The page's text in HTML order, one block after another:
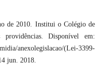
de 2010. Institui o Colégio de
Disponível em:
anexolegislacao/(Lei-3399-
jun. 2018.